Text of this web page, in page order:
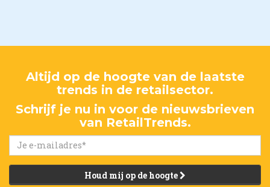
Altijd op de hoogte van de laatste
trends in de retailsector.
Schrijf je nu in voor de nieuwsbrieven
van RetailTrends.
Houd mij op de hoogte